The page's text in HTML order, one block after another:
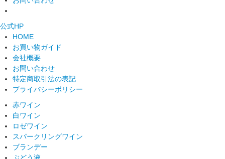
公式HP
HOME
お買い物ガイド
会社概要
お問い合わせ
特定商取引法の表記
プライバシーポリシー
赤ワイン
白ワイン
ロゼワイン
スパークリングワイン
ブランデー
ぶどう液